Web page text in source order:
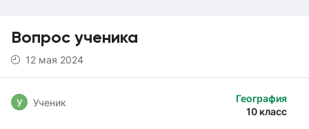
Вопрос ученика
12 мая 2024
География
10 класс
У Ученик